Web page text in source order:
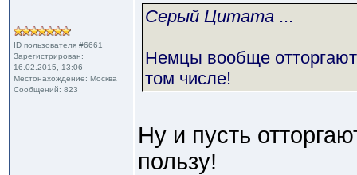
ID пользователя #6661
Зарегистрирован:
16.02.2015, 13:06
Местонахождение: Москва
Сообщений: 823
Cерый Цитата ...
Немцы вообще
том числе!
Ну и пусть
пользу!